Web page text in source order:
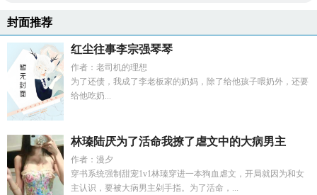
封面推荐
红尘往事李宗强琴琴
作者：老司机的理想
为了还债，我成了李老板家的奶妈，除了给他孩子喂奶外，还要
给他吃奶...
林瑧陆厌为了活命我撩了虐文中的大病男主
作者：漫夕
穿书系统强制甜宠1v1林瑧穿进一本狗血虐文，开局就因为和女
主认识，要被大病男主剁手指。为了活命，...